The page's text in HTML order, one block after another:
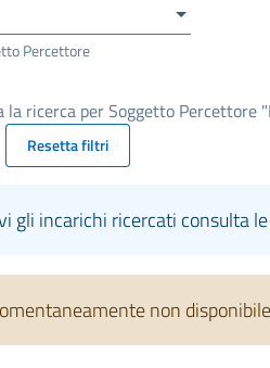
Percettore
ricerca per Soggetto Percettore
Resetta filtri
gli incarichi ricercati consulta le
non